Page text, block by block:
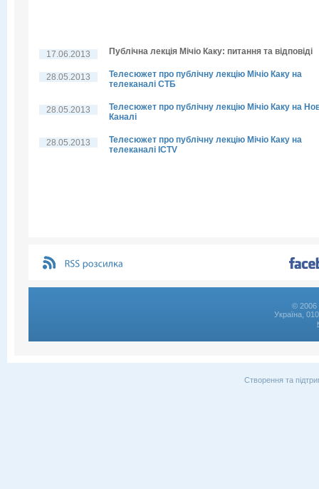
17.06.2013 Публічна лекція Мічіо Каку: питання та відповіді
28.05.2013
Телесюжет про публічну лекцію Мічіо Каку на
телеканалі СТБ
28.05.2013
Телесюжет про публічну лекцію Мічіо Каку на
Каналі
28.05.2013
Телесюжет про публічну лекцію Мічіо Каку на
телеканалі ICTV
© 2006
Україна,
Створення та